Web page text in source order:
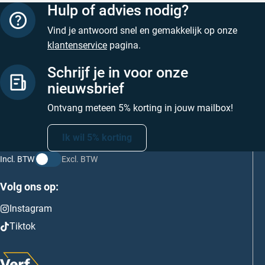
Hulp of advies nodig?
Vind je antwoord snel en gemakkelijk op onze
klantenservice pagina.
Schrijf je in voor onze
nieuwsbrief
Ontvang meteen 5% korting in jouw mailbox!
Ik wil 5% korting
Incl. BTW Excl. BTW
Volg ons op:
Instagram
Tiktok